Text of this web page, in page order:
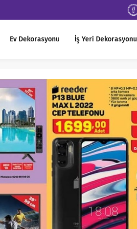
Ev Dekorasyonu İş Yeri Dekorasyonu